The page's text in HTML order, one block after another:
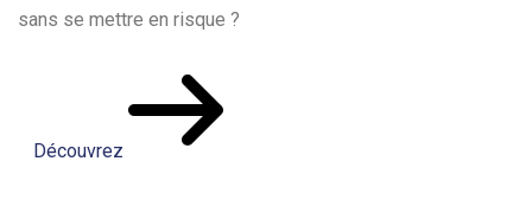
sans se mettre en risque ?
Découvrez